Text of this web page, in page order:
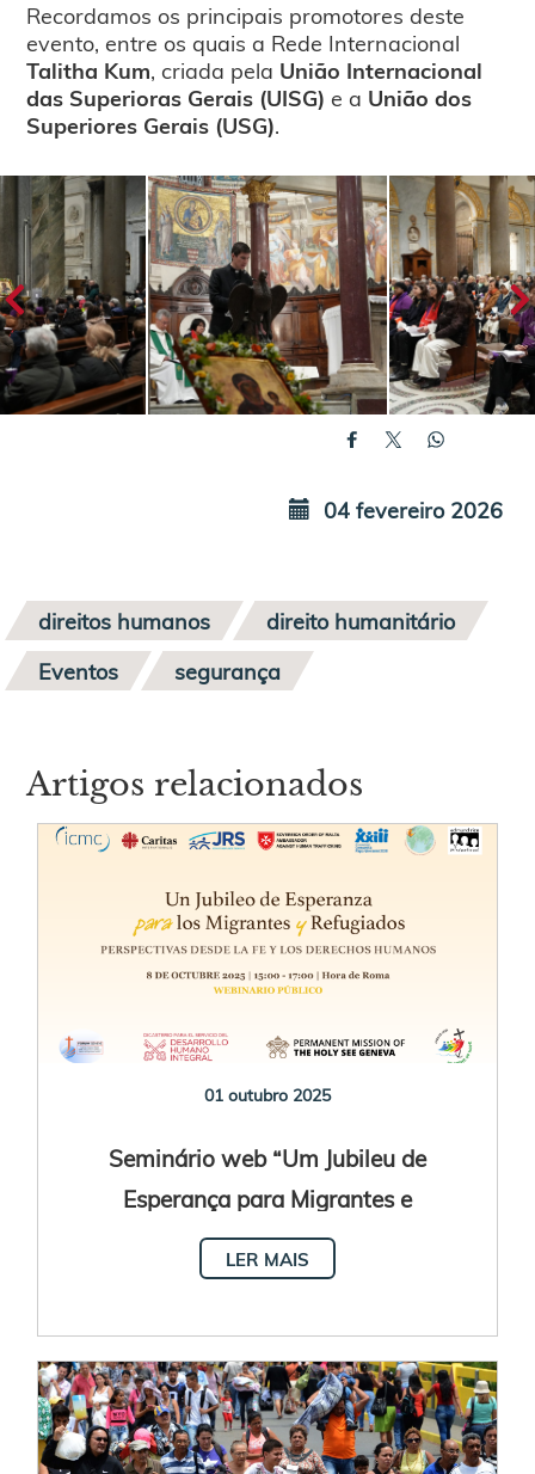
Recordamos os principais promotores deste
evento, entre os quais a Rede Internacional
Talitha Kum, criada pela União Internacional
das Superioras Gerais (UISG) e a União dos
Superiores Gerais (USG).
04 fevereiro 2026
direitos humanos
direito humanitário
Eventos
segurança
Artigos relacionados
01 outubro 2025
Seminário web “Um Jubileu de
Esperança para Migrantes e
Refugiados. Perspectivas a partir da Fé
e dos Direitos Humanos”
LER MAIS